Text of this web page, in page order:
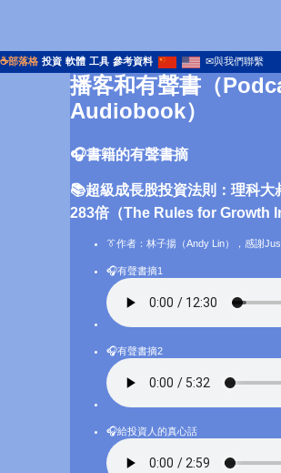
☕部落格 投資 軟體 工具 參考資料 ✉與我們聯繫
播客和有聲書（
Audiobook）
🎧書籍的有聲書摘
📚超級成長股投資法則：理科大
283倍（The Rules for Growth
👔作者：林子揚（Andy Lin） ，感謝
🎧有聲書摘1
🎧有聲書摘2
🎧給投資人的真心話